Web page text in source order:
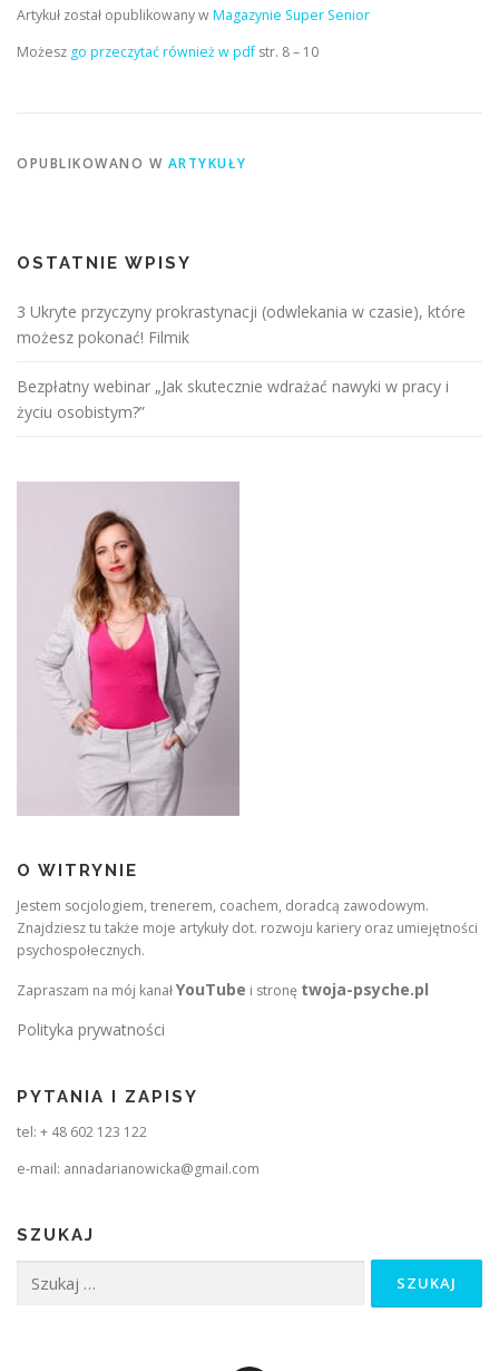
Artykuł został opublikowany wMagazynie Super Senior
Możesz go przeczytać również w pdfstr. 8 – 10
OPUBLIKOWANO W ARTYKUŁY
OSTATNIE WPISY
3 Ukryte przyczyny prokrastynacji (odwlekania w czasie), które
możesz pokonać! Filmik
Bezpłatny webinar „Jak skutecznie wdrażać nawyki w pracy i
życiu osobistym?”
O WITRYNIE
Jestem socjologiem, trenerem, coachem, doradcą zawodowym.
Znajdziesz tu także moje artykuły dot. rozwoju kariery oraz umiejętności
psychospołecznych.
Zapraszam na mój kanałYouTube i stronę twoja-psyche.pl
Polityka prywatności
PYTANIA I ZAPISY
tel: + 48 602 123 122
e-mail: annadarianowicka@gmail.com
SZUKAJ